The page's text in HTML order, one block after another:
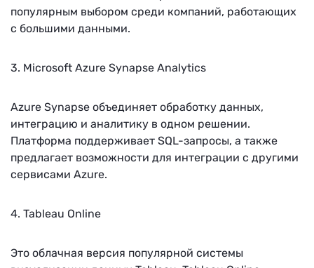
популярным выбором среди компаний, работающих
с большими данными.
3. Microsoft Azure Synapse Analytics
Azure Synapse объединяет обработку данных,
интеграцию и аналитику в одном решении.
Платформа поддерживает SQL-запросы, а также
предлагает возможности для интеграции с другими
сервисами Azure.
4. Tableau Online
Это облачная версия популярной системы